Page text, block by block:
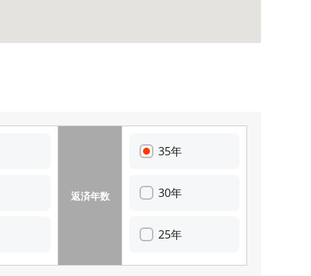
返済年数
35年
30年
25年